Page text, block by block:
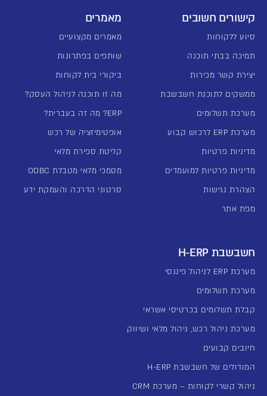
קישורים חשובים
סיוע ללקוחות
תמיכה בבתי תוכנה
יצירת קשר מכירות
ממשקים לתוכנת חשבשבת
מערכת תשלומים
מערכת ERP לרכוש קבוע
מדיניות פרטיות
מדיניות פרטיות למועמדים
הצהרת נגישות
מפת אתר
מאמרים
מאמרים מקצועיים
שותפים בפתרונות
ביקורי בית לקוחות
מה זו תוכנה לניהול העסק?
ERP? מה זה בעברית?
אופטימיזציה של רכש
קליטת ספירת מלאי
מסמכי מלאי מטבלת ODBC
סרטוני הדרכה והעמקת ידע
חשבשבת H-ERP
מערכת ERP לניהול פיננסי
מערכת תשלומים
קבלת תשלומים בכרטיסי אשראי
מערכת ניהול רכש, ניהול מלאי ושיווק
חיובים קבועים
המודולים של חשבשבת H-ERP
ניהול קשרי לקוחות – מערכת CRM